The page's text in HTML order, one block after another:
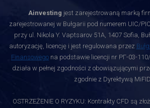
Ainvesting jest zarejestrowaną marką
zarejestrowanej w Bułgarii pod numerem UIC/
przy ul. Nikola Y. Vaptsarov 51A, 1407 Sofia,
autoryzację, licencję i jest regulowana przez
Finansowego na podstawie licencji nr РГ-03-
działa w pełnej zgodności z obowiązującymi
zgodnie z Dyrektywą
OSTRZEŻENIE O RYZYKU: Kontrakty CFD są